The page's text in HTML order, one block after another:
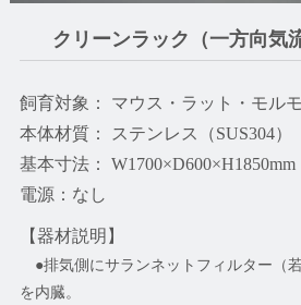
クリーンラック（一方向
飼育対象： マウス・ラット・モル
本体材質： ステンレス（SUS304）
基本寸法： W1700×D600×H1850mm
電源：なし
【器材説明】
●排気側にサランネットフィルター（若
を内臓。